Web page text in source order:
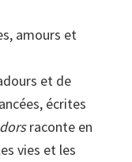
amours et
et de
écrites
raconte en
vies et les